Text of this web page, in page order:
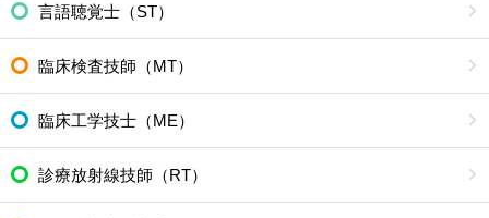
言語聴覚士（ST）
臨床検査技師（MT）
臨床工学技士（ME）
診療放射線技師（RT）